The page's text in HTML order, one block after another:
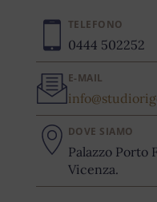
TELEFONO
0444 502252
E-MAIL
DOVE SIAMO
Palazzo Porto
Vicenza.